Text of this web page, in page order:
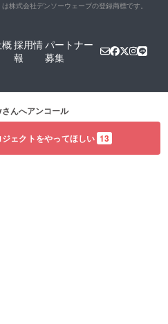
は株式会社デンソーウェーブの登録商標です。
採用情
報
パートナー
募集
さんへアンコール
ェクトをやってほしい 13